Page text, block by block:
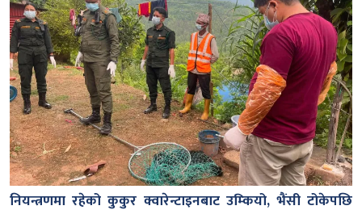
नियन्त्रणमा रहेको कुकुर क्वारेन्टाइनबाट उम्कियो, भैंसी टोकेपछि